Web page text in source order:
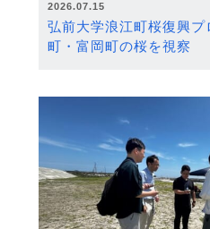
2026.07.15
弘前大学浪江町桜復興
町・富岡町の桜を視察